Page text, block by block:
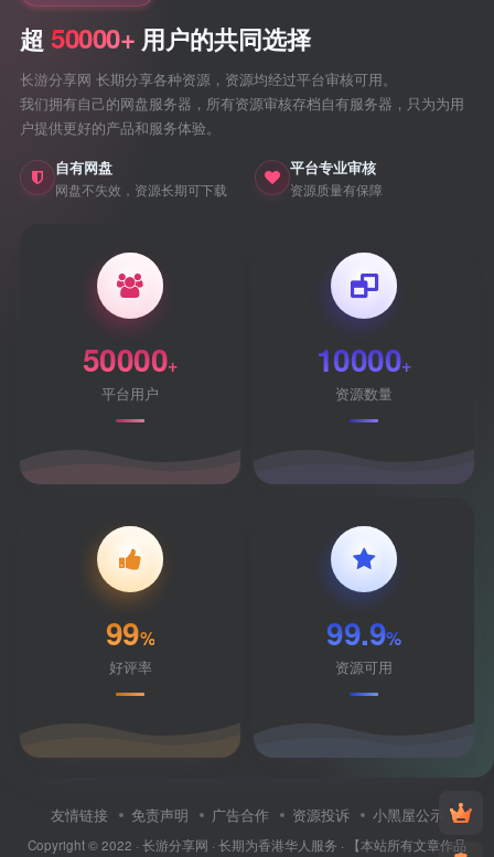
超 50000+ 用户的共同选择
长游分享网 长期分享各种资源，资源均经过平台审核可用。
我们拥有自己的网盘服务器，所有资源审核存档自有服务器，只为为用
户提供更好的产品和服务体验。
自有网盘
网盘不失效，资源长期可下载
平台专业审核
资源质量有保障
50000+
平台用户
10000+
资源数量
99%
好评率
99.9%
资源可用
友情链接 免责声明 广告合作 资源投诉 小黑屋公示
Copyright © 2022 · 长游分享网 · 长期为香港华人服务 · 【本站所有文章作品